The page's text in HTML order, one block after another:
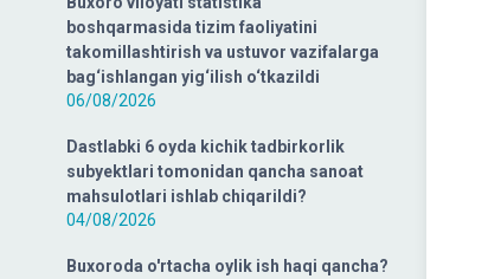
boshqarmasida tizim faoliyatini
takomillashtirish va ustuvor vazifalarga
bag‘ishlangan yig‘ilish o‘tkazildi
06/08/2026
Dastlabki 6 oyda kichik tadbirkorlik
subyektlari tomonidan qancha sanoat
mahsulotlari ishlab chiqarildi?
04/08/2026
Buxoroda o'rtacha oylik ish haqi qancha?